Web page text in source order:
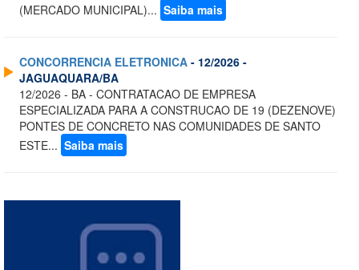
(MERCADO MUNICIPAL)... Saiba mais
CONCORRENCIA ELETRONICA - 12/2026 -
JAGUAQUARA/BA
12/2026 - BA - CONTRATACAO DE EMPRESA
ESPECIALIZADA PARA A CONSTRUCAO DE 19 (DEZENOVE)
PONTES DE CONCRETO NAS COMUNIDADES DE SANTO
ESTE... Saiba mais